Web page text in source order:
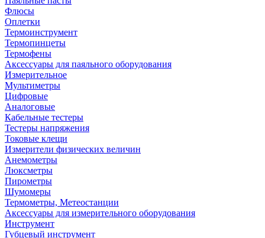
Флюсы
Оплетки
Термоинструмент
Термопинцеты
Термофены
Аксессуары для паяльного оборудования
Измерительное
Мультиметры
Цифровые
Аналоговые
Кабельные тестеры
Тестеры напряжения
Токовые клещи
Измерители физических величин
Анемометры
Люксметры
Пирометры
Шумомеры
Термометры, Метеостанции
Аксессуары для измерительного оборудования
Инструмент
Губцевый инструмент